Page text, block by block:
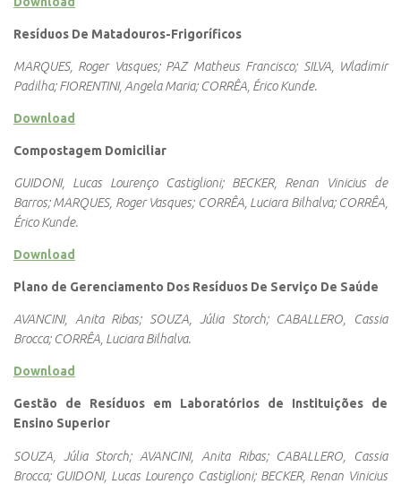
Resíduos De Matadouros-Frigoríficos
MARQUES, Roger Vasques; PAZ Matheus Francisco; SILVA, Wladimir
Padilha; FIORENTINI, Angela Maria; CORRÊA, Érico Kunde.
Download
Compostagem Domiciliar
GUIDONI, Lucas Lourenço Castiglioni; BECKER, Renan Vinicius de
Barros; MARQUES, Roger Vasques; CORRÊA, Luciara Bilhalva; CORRÊA,
Érico Kunde.
Download
Plano de Gerenciamento Dos Resíduos De Serviço De Saúde
AVANCINI, Anita Ribas; SOUZA, Júlia Storch; CABALLERO, Cassia
Brocca; CORRÊA, Luciara Bilhalva.
Download
Gestão de Resíduos em Laboratórios de Instituições de
Ensino Superior
SOUZA, Júlia Storch; AVANCINI, Anita Ribas; CABALLERO, Cassia
Brocca; GUIDONI, Lucas Lourenço Castiglioni; BECKER, Renan Vinicius